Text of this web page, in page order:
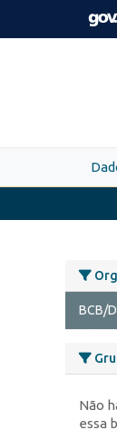
Skip to main
BCB/
Não
essa